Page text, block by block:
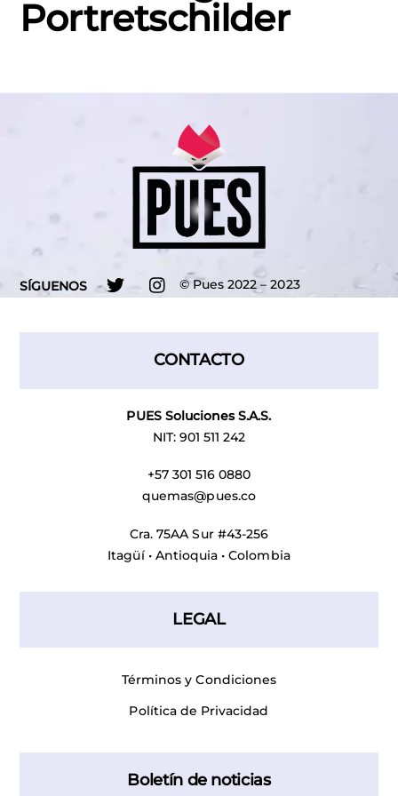
Portretschilder
SÍGUENOS
Twitter Instagram
©Pues 2022 – 2023
CONTACTO
PUES Soluciones S.A.S.
NIT: 901 511 242
+57 301 516 0880
quemas@pues.co
Cra. 75AA Sur #43-256
Itagüí • Antioquia • Colombia
LEGAL
Términos y Condiciones
Política de Privacidad
Boletín de noticias